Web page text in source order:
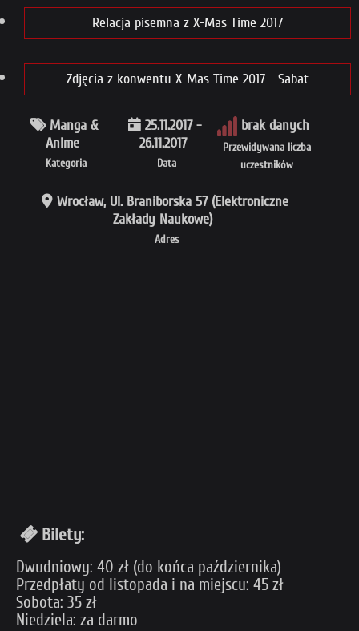
Relacja pisemna z X-Mas Time 2017
Zdjęcia z konwentu X-Mas Time 2017 - Sabat
Kategoria
Manga &
Anime
Data
25.11.2017 -
26.11.2017
Przewidywana liczba
uczestników
brak danych
Adres
Wrocław, Ul. Braniborska 57 (Elektroniczne
Zakłady Naukowe)
Bilety:
Dwudniowy: 40 zł (do końca października)
Przedpłaty od listopada i na miejscu: 45 zł
Sobota: 35 zł
Niedziela: za darmo